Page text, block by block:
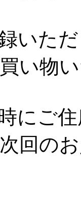
いた
い物
にご
回の